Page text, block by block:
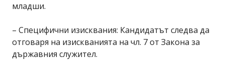
младши.
– Специфични изисквания: Кандидатът следва да
отговаря на изискванията на чл. 7 от Закона за
държавния служител.